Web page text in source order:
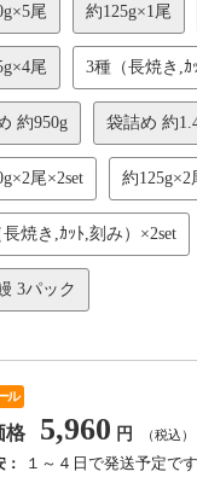
尾 約125g×1尾
尾 3種（長焼き,ｶ
約950g 袋詰め 約
尾×2set 約125g×2
焼き,ｶｯﾄ,刻み）×2set
3パック
ル
格 5,960 円 （税込）
１～４日で発送予定で